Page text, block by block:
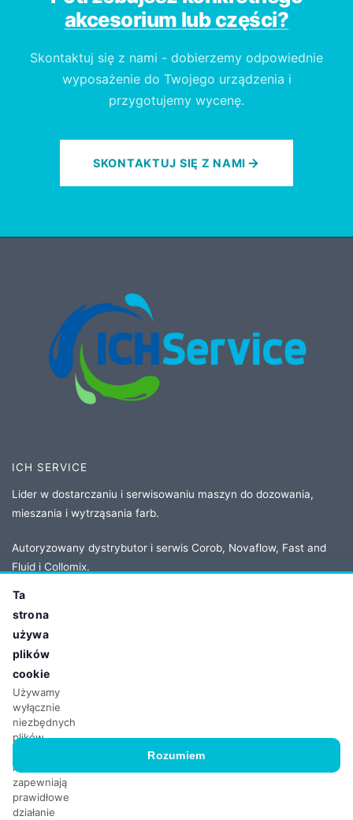
akcesorium lub części?
Skontaktuj się z nami - dobierzemy odpowiednie
wyposażenie do Twojego urządzenia i
przygotujemy wycenę.
SKONTAKTUJ SIĘ Z NAMI
ICH SERVICE
Lider w dostarczaniu i serwisowaniu maszyn do dozowania,
mieszania i wytrząsania farb.
Autoryzowany dystrybutor i serwis Corob, Novaflow, Fast and
Fluid i Collomix.
KONTAKT
Adres:
62-064 Plewiska, Poland
Tel: +48 61 86 77 208
Email: biuro@ichservice.com
© 2026 ICH Poland Sp. z o.o. sp.k. Wszelkie prawa zastrzeżone.
Ta
strona
używa
plików
cookie
Używamy
wyłącznie
niezbędnych
plików
które
zapewniają
prawidłowe
działanie
Rozumiem